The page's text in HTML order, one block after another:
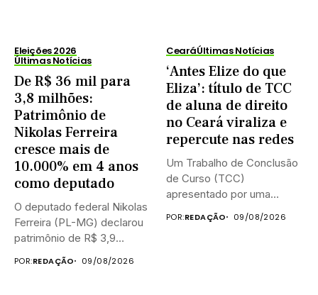
Eleições 2026
Últimas Notícias
De R$ 36 mil para
3,8 milhões:
Patrimônio de
Nikolas Ferreira
cresce mais de
10.000% em 4 anos
como deputado
O deputado federal Nikolas
Ferreira (PL-MG) declarou
patrimônio de R$ 3,9
POR:REDAÇÃO 09/08/2026
CearáÚltimas Notícias
‘Antes Elize do que
Eliza’: título de TCC
de aluna de direito
no Ceará viraliza e
repercute nas redes
Um Trabalho de Conclusão
de Curso (TCC)
apresentado por uma
POR:REDAÇÃO 09/08/2026